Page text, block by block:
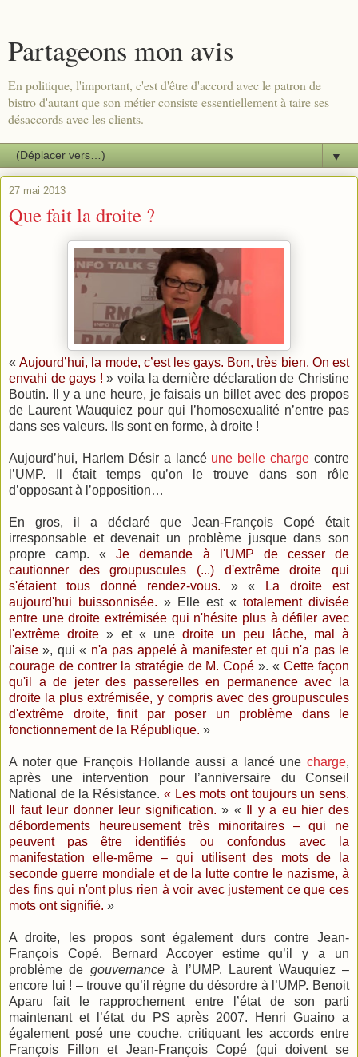
Partageons mon avis
En politique, l'important, c'est d'être d'accord avec le patron de
bistro d'autant que son métier consiste essentiellement à taire ses
désaccords avec les clients.
▼
27 mai 2013
Que fait la droite ?
«Aujourd’hui, la mode, c’est les gays. Bon, très bien. On est
envahi de gays ! » voila la dernière déclaration de Christine
Boutin. Il y a une heure, je faisais un billet avec des propos
de Laurent Wauquiez pour qui l’homosexualité n’entre pas
dans ses valeurs. Ils sont en forme, à droite !
Aujourd’hui, Harlem Désir a lancé une belle charge contre
l’UMP. Il était temps qu’on le trouve dans son rôle
d’opposant à l’opposition…
En gros, il a déclaré que Jean-François Copé était
irresponsable et devenait un problème jusque dans son
propre camp. «Je demande à l'UMP de cesser de
cautionner des groupuscules (...) d'extrême droite qui
s'étaient tous donné rendez-vous. » «
La droite est
aujourd'hui buissonnisée. » Elle est « totalement divisée
entre une droite extrémisée qui n'hésite plus à défiler avec
l'extrême droite » et « unedroite un peu lâche, mal à
l'aise », qui « n'a pas appelé à manifester et qui n'a pas le
courage de contrer la stratégie de M. Copé ». «Cette façon
qu'il a de jeter des passerelles en permanence avec la
droite la plus extrémisée, y compris avec des groupuscules
d'extrême droite, finit par poser un problème dans le
fonctionnement de la République. »
A noter que François Hollande aussi a lancé une charge,
après une intervention pour l’anniversaire du Conseil
National de la Résistance. « Les mots ont toujours un sens.
Il faut leur donner leur signification. » «
Il y a eu hier des
débordements heureusement très minoritaires – qui ne
peuvent pas être identifiés ou confondus avec la
manifestation elle-même – qui utilisent des mots de la
seconde guerre mondiale et de la lutte contre le nazisme, à
des fins qui n'ont plus rien à voir avec justement ce que ces
mots ont signifié. »
A droite, les propos sont également durs contre Jean-
François Copé. Bernard Accoyer estime qu’il y a un
problème de gouvernanceà l’UMP. Laurent Wauquiez –
encore lui ! – trouve qu’il règne du désordre à l’UMP. Benoit
Aparu fait le rapprochement entre l’état de son parti
maintenant et l’état du PS après 2007. Henri Guaino a
également posé une couche, critiquant les accords entre
François Fillon et Jean-François Copé (qui doivent se